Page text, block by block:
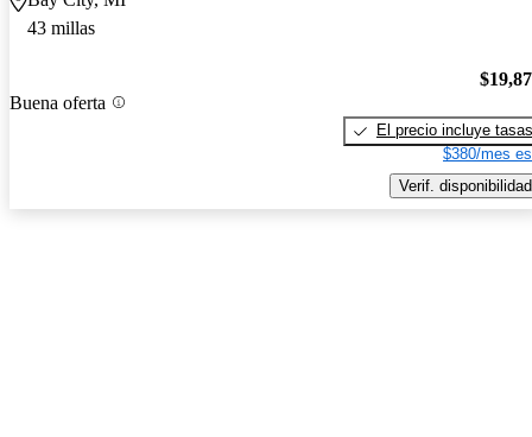
43 millas
Buena oferta
El precio incluye tasas
$380/mes
Verif. disponibilidad